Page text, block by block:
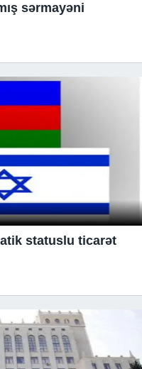
sərmayəni
statuslu ticarət